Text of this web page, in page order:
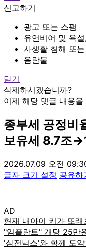
신고하기
광고 또는 스팸
유언비어 및 욕
사생활 침해 또
음란물
닫기
삭제하시겠습니까?
이제 해당 댓글 내용
종부세 공정비
보유세 8.7조
2026.07.09 오전
글자 크기 설정 공유하
AD